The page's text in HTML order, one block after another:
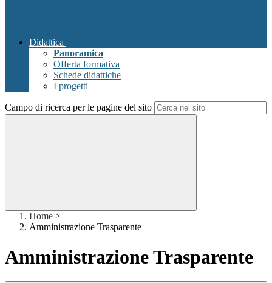
Didattica
Panoramica
Offerta formativa
Schede didattiche
I progetti
Campo di ricerca per le pagine del sito
Home >
Amministrazione Trasparente
Amministrazione Trasparente